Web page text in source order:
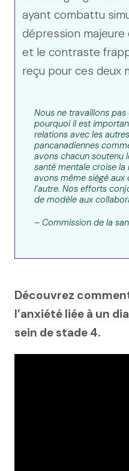
ayant combattu
dépression majeure
et le contraste
reçu pour ces deux
Nous ne travaillons pas
pourquoi il est
relations avec les
pancanadiennes
avons chacun soutenu
santé mentale croise
avons même siégé
l’autre. Nos efforts
de modèle aux
– Commission de la
Découvrez
l’anxiété liée à un
sein de stade 4.